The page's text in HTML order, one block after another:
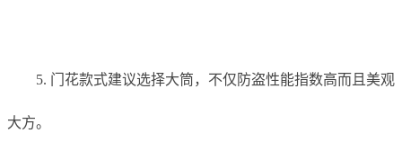
5. 门花款式建议选择大筒，不仅防盗性能指数高而且美观
大方。